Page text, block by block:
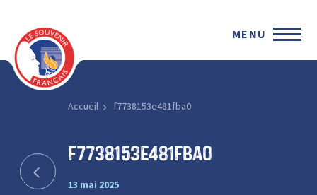
MENU
Accueil f7738153e481fba0
f7738153e481fba0
13 mai 2025